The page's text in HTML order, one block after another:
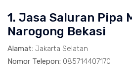
1. Jasa Saluran Pipa
Narogong Bekasi
Alamat: Jakarta Selatan
Nomor Telepon: 085714407170